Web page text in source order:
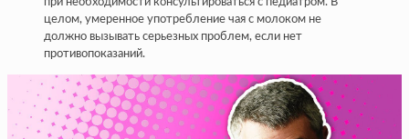
при необходимости консультироваться с педиатром. В
целом, умеренное употребление чая с молоком не
должно вызывать серьезных проблем, если нет
противопоказаний.